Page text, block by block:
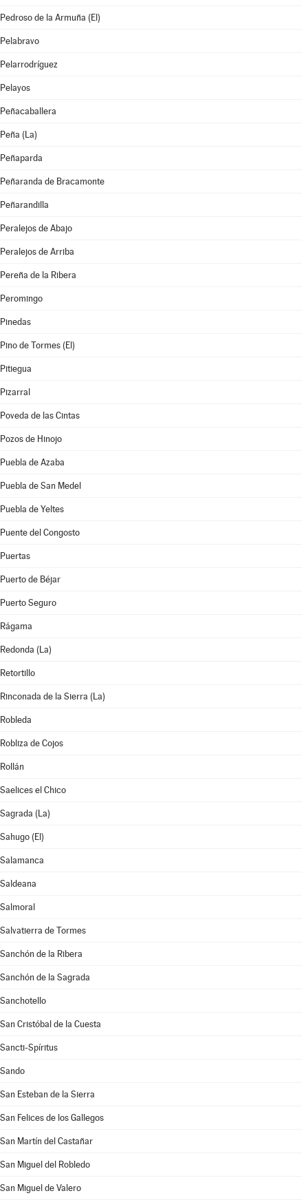
Pedroso de la Armuña (El)
Pelabravo
Pelarrodríguez
Pelayos
Peñacaballera
Peña (La)
Peñaparda
Peñaranda de Bracamonte
Peñarandilla
Peralejos de Abajo
Peralejos de Arriba
Pereña de la Ribera
Peromingo
Pinedas
Pino de Tormes (El)
Pitiegua
Pizarral
Poveda de las Cintas
Pozos de Hinojo
Puebla de Azaba
Puebla de San Medel
Puebla de Yeltes
Puente del Congosto
Puertas
Puerto de Béjar
Puerto Seguro
Rágama
Redonda (La)
Retortillo
Rinconada de la Sierra (La)
Robleda
Robliza de Cojos
Rollán
Saelices el Chico
Sagrada (La)
Sahugo (El)
Salamanca
Saldeana
Salmoral
Salvatierra de Tormes
Sanchón de la Ribera
Sanchón de la Sagrada
Sanchotello
San Cristóbal de la Cuesta
Sancti-Spíritus
Sando
San Esteban de la Sierra
San Felices de los Gallegos
San Martín del Castañar
San Miguel del Robledo
San Miguel de Valero